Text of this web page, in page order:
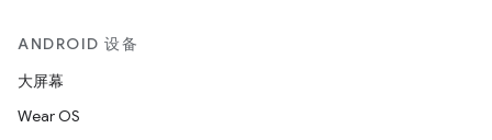
ANDROID 设备
大屏幕
Wear OS